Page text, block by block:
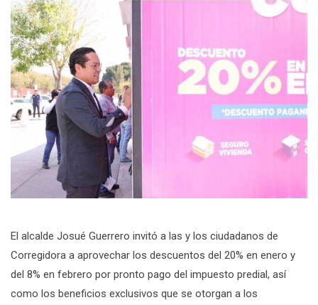
El alcalde Josué Guerrero invitó a las y los ciudadanos de
Corregidora a aprovechar los descuentos del 20% en enero y
del 8% en febrero por pronto pago del impuesto predial, así
como los beneficios exclusivos que se otorgan a los